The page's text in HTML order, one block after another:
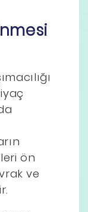
ön
ve